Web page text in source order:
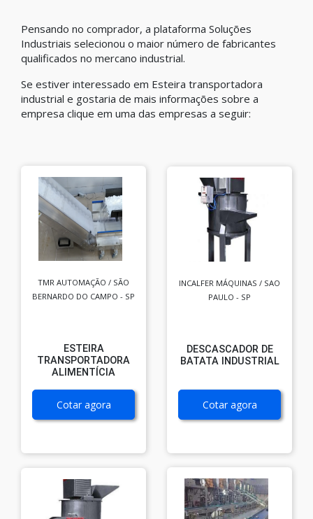
Pensando no comprador, a plataforma Soluções
Industriais selecionou o maior número de fabricantes
qualificados no mercano industrial.
Se estiver interessado em Esteira transportadora
industrial e gostaria de mais informações sobre a
empresa clique em uma das empresas a seguir:
TMR AUTOMAÇÃO / SÃO
BERNARDO DO CAMPO - SP
ESTEIRA
TRANSPORTADORA
ALIMENTÍCIA
Cotar agora
INCALFER MÁQUINAS / SAO
PAULO - SP
DESCASCADOR DE
BATATA INDUSTRIAL
Cotar agora